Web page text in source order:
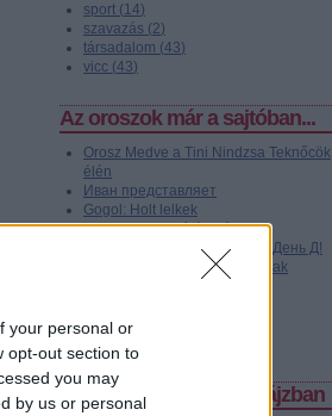
your personal or
opt-out section to
you may
by us or personal
sport (14)
szavazás (2)
társadalom (43)
vicc (43)
Az oroszok már a sajtóban...
Orosz Medve a Tini Nindzsa Teknőcök
élén
Иван представляет
Gogol: Holt lelkek
A Kandinszkij-díj árnyéka
Komman... akarom mondani: День Д!
Moszkva közepén szlalomoztak
Autogram Jurij Gagarintól
Sztálin pimp
A legjobb posztok a spájzban